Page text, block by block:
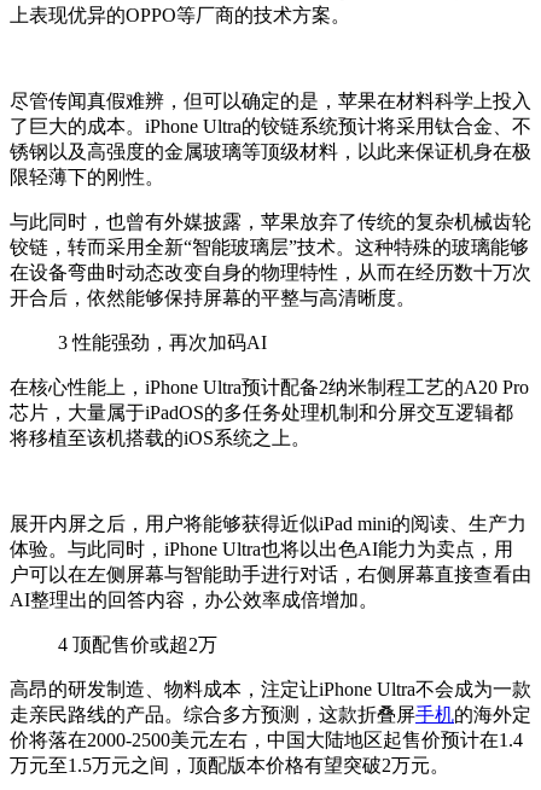
上表现优异的OPPO等厂商的技术方案。
尽管传闻真假难辨，但可以确定的是，苹果在材料科学上投入
了巨大的成本。iPhone Ultra的铰链系统预计将采用钛合金、不
锈钢以及高强度的金属玻璃等顶级材料，以此来保证机身在极
限轻薄下的刚性。
与此同时，也曾有外媒披露，苹果放弃了传统的复杂机械齿轮
铰链，转而采用全新“智能玻璃层”技术。这种特殊的玻璃能够
在设备弯曲时动态改变自身的物理特性，从而在经历数十万次
开合后，依然能够保持屏幕的平整与高清晰度。
3性能强劲，再次加码AI
在核心性能上，iPhone Ultra预计配备2纳米制程工艺的A20 Pro
芯片，大量属于iPadOS的多任务处理机制和分屏交互逻辑都
将移植至该机搭载的iOS系统之上。
展开内屏之后，用户将能够获得近似iPad mini的阅读、生产力
体验。与此同时，iPhone Ultra也将以出色AI能力为卖点，用
户可以在左侧屏幕与智能助手进行对话，右侧屏幕直接查看由
AI整理出的回答内容，办公效率成倍增加。
4 顶配售价或超2万
高昂的研发制造、物料成本，注定让iPhone Ultra不会成为一款
走亲民路线的产品。综合多方预测，这款折叠屏手机的海外定
价将落在2000-2500美元左右，中国大陆地区起售价预计在1.4
万元至1.5万元之间，顶配版本价格有望突破2万元。